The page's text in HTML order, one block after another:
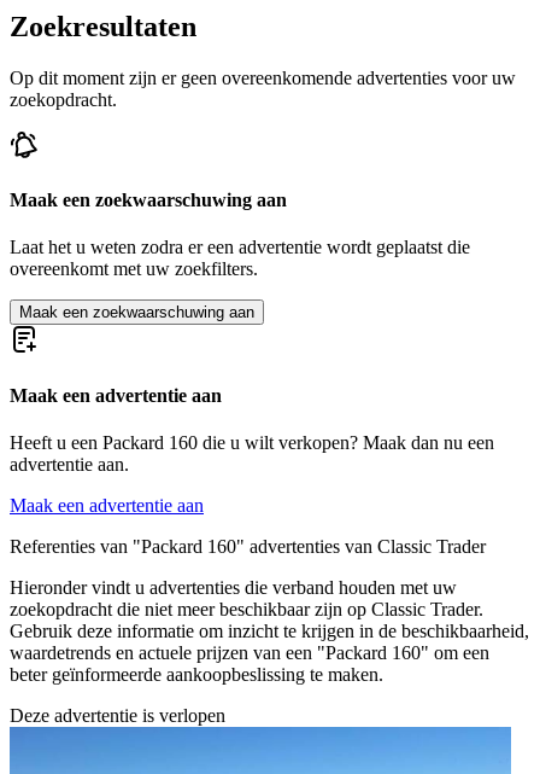
Zoekresultaten
Op dit moment zijn er geen overeenkomende advertenties voor uw
zoekopdracht.
Maak een zoekwaarschuwing aan
Laat het u weten zodra er een advertentie wordt geplaatst die
overeenkomt met uw zoekfilters.
Maak een zoekwaarschuwing aan
Maak een advertentie aan
Heeft u een Packard 160 die u wilt verkopen? Maak dan nu een
advertentie aan.
Maak een advertentie aan
Referenties van "Packard 160" advertenties van Classic Trader
Hieronder vindt u advertenties die verband houden met uw
zoekopdracht die niet meer beschikbaar zijn op Classic Trader.
Gebruik deze informatie om inzicht te krijgen in de beschikbaarheid,
waardetrends en actuele prijzen van een "Packard 160" om een
beter geïnformeerde aankoopbeslissing te maken.
Deze advertentie is verlopen